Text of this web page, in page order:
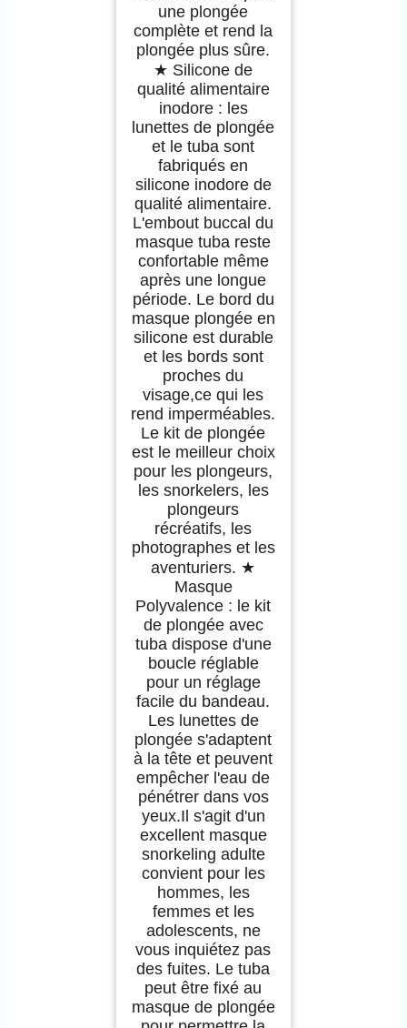
une plongée
complète et rend la
plongée plus sûre.
★ Silicone de
qualité alimentaire
inodore : les
lunettes de plongée
et le tuba sont
fabriqués en
silicone inodore de
qualité alimentaire.
L'embout buccal du
masque tuba reste
confortable même
après une longue
période. Le bord du
masque plongée en
silicone est durable
et les bords sont
proches du
visage,ce qui les
rend imperméables.
Le kit de plongée
est le meilleur choix
pour les plongeurs,
les snorkelers, les
plongeurs
récréatifs, les
photographes et les
aventuriers. ★
Masque
Polyvalence : le kit
de plongée avec
tuba dispose d'une
boucle réglable
pour un réglage
facile du bandeau.
Les lunettes de
plongée s'adaptent
à la tête et peuvent
empêcher l'eau de
pénétrer dans vos
yeux.Il s'agit d'un
excellent masque
snorkeling adulte
convient pour les
hommes, les
femmes et les
adolescents, ne
vous inquiétez pas
des fuites. Le tuba
peut être fixé au
masque de plongée